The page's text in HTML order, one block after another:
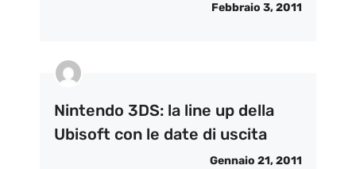
Febbraio 3, 2011
Nintendo 3DS: la line up della
Ubisoft con le date di uscita
Gennaio 21, 2011